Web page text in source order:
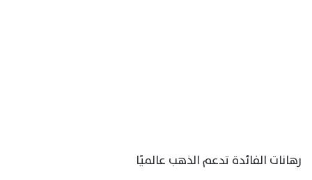
رهانات الفائدة تدعم الذهب عالميًا